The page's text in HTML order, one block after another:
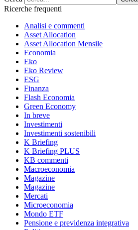
Ricerche frequenti
Analisi e commenti
Asset Allocation
Asset Allocation Mensile
Economia
Eko
Eko Review
ESG
Finanza
Flash Economia
Green Economy
In breve
Investimenti
Investimenti sostenibili
K Briefing
K Briefing PLUS
KB commenti
Macroeconomia
Magazine
Magazine
Mercati
Microeconomia
Mondo ETF
Pensione e previdenza integrativa